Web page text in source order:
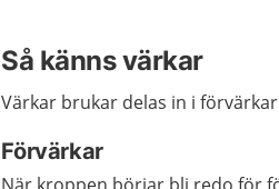
Så känns värkar
Värkar brukar delas in i
Förvärkar
När kroppen börjar bli redo för